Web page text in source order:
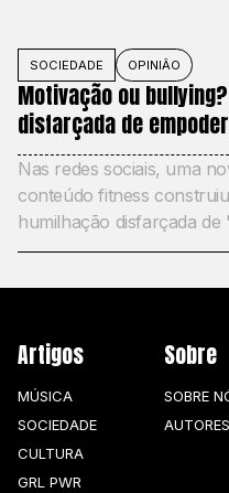
SOCIEDADE OPINIÃO
Motivação ou
disfarçada de
Nas redes sociais, uma
conteúdo fitness
humilhação disfarçada
Artigos
MÚSICA
SOCIEDADE
CULTURA
GRL PWR
Sobre
SOBRE
AUTORES